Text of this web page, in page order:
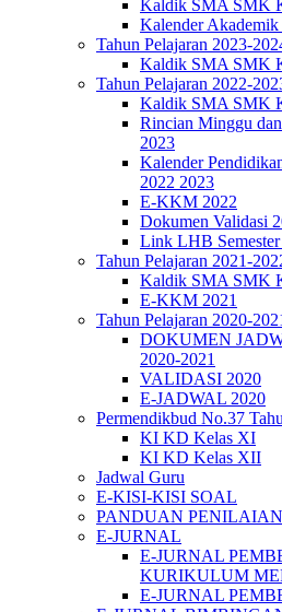
Kaldik SMA SMK
Kalender
Tahun Pelajaran 2023-
Kaldik SMA SMK
Tahun Pelajaran 2022-
Kaldik SMA SMK
Rincian Minggu
2023
Kalender
2022 2023
E-KKM 2022
Dokumen Validasi
Link LHB
Tahun Pelajaran 2021-
Kaldik SMA SMK
E-KKM 2021
Tahun Pelajaran 2020-
DOKUMEN
2020-2021
VALIDASI 2020
E-JADWAL 2020
Permendikbud No.37
KI KD Kelas XI
KI KD Kelas XII
Jadwal Guru
E-KISI-KISI SOAL
PANDUAN PENILAIAN
E-JURNAL
E-JURNAL
KURIKULUM
E-JURNAL